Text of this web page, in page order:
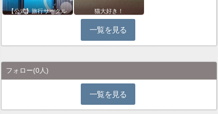
【公式】旅行サークル 猫大好き！
一覧を見る
フォロー(0人)
一覧を見る